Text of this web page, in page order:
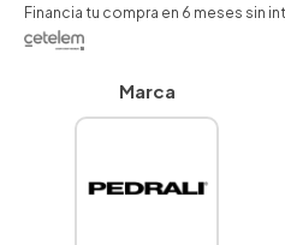
Financia tu compra en 6 meses sin
Marca